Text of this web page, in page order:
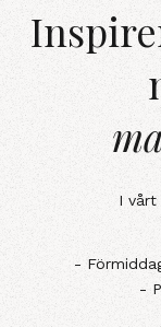
I vårt
-
-